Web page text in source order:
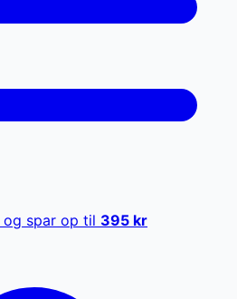
og spar op til 395 kr